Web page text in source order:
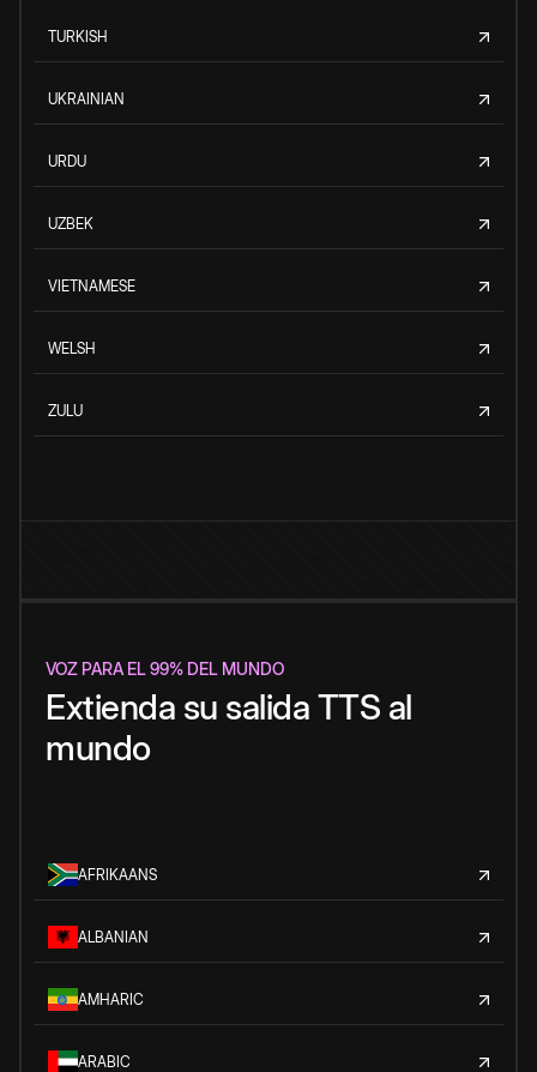
TURKISH
UKRAINIAN
URDU
UZBEK
VIETNAMESE
WELSH
ZULU
VOZ PARA EL 99% DEL MUNDO
Extienda su salida TTS al
mundo
AFRIKAANS
ALBANIAN
AMHARIC
ARABIC